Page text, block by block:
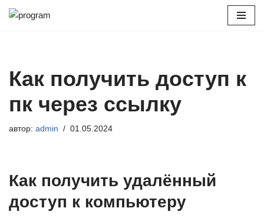
Как получить доступ к
пк через ссылку
автор: admin 01.05.2024
Как получить удалённый
доступ к компьютеру